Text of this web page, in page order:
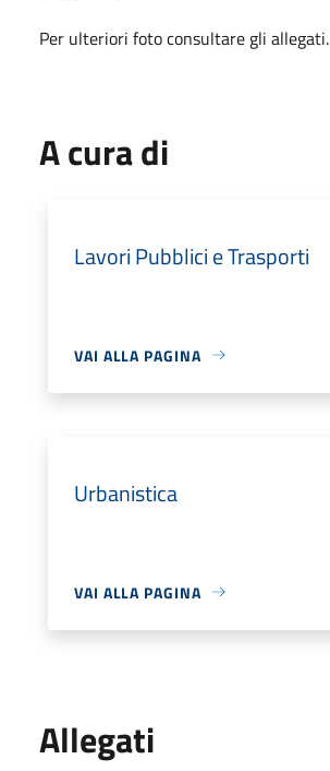
Per ulteriori foto consultare gli allegati.
A cura di
Lavori Pubblici e Trasporti
VAI ALLA PAGINA
Urbanistica
VAI ALLA PAGINA
Allegati